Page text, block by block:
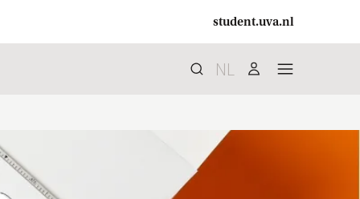
student.uva.nl
Search
search
NL user menu